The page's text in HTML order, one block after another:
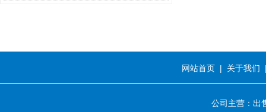
网站首页 | 关于我们
公司主营：出